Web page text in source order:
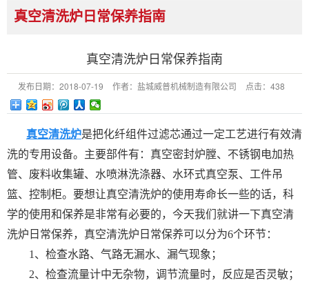
真空清洗炉日常保养指南
首 页>>新闻中心
真空清洗炉日常保养指南
发布日期： 2018-07-19 作者： 盐城威普机械制造有限公司 点击： 438
真空清洗炉是把化纤组件过滤芯通过一定工艺进行有效清
洗的专用设备。主要部件有：真空密封炉膛、不锈钢电加热
管、废料收集罐、水喷淋洗涤器、水环式真空泵、工件吊
篮、控制柜。要想让真空清洗炉的使用寿命长一些的话，科
学的使用和保养是非常有必要的，今天我们就讲一下真空清
洗炉日常保养，真空清洗炉日常保养可以分为6个环节：
1、检查水路、气路无漏水、漏气现象；
2、检查流量计中无杂物，调节流量时，反应是否灵敏；